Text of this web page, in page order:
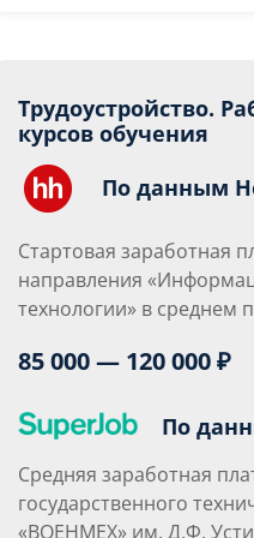
Трудоустройство.
курсов обучения
По данным
Стартовая заработная
направления
технологии» в среднем
85 000 — 120 000 ₽
По
Средняя заработная
государственного
«ВОЕНМЕХ» им. Д.Ф.